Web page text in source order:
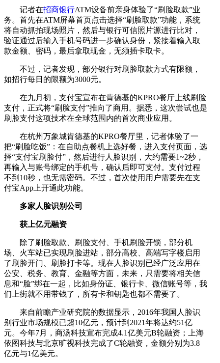
记者在招商银行ATM设备前亲身体验了“刷脸取款”业
务。首先在ATM屏幕首页点击选择“刷脸取款”功能，系统
将自动抓拍现场照片，然后与银行可信照片源进行比对，
验证通过后输入手机号码进一步确认身份，紧接着输入取
款金额、密码，最后拿取现金，无须插卡取卡。
不过，记者发现，部分银行对刷脸取款方式有限额，
如招行每日的限额为3000元。
在九月初，支付宝宣布在肯德基的KPRO餐厅上线刷脸
支付，正式将“刷脸支付”推向了商用。据悉，这次尝试也是
刷脸支付这项技术在全球范围内的首次商业应用。
在杭州万象城肯德基的KPRO餐厅里，记者体验了一
把“刷脸吃饭”：在自助点餐机上选好餐，进入支付页面，选
择“支付宝刷脸付”，然后进行人脸识别，大约需要1~2秒，
再输入与账号绑定的手机号，确认后即可支付。支付过程
不到10秒，也无需密码。不过，首次使用用户需要先在支
付宝App上开通此功能。
多家人脸识别公司
获上亿元融资
除了刷脸取款、刷脸支付、手机刷脸开锁，部分机
场、火车站已实现刷脸进站，部分高校、高端写字楼启用
了刷脸开门、刷脸打卡等。现在人脸识别已经广泛应用在
公安、税务、教育、金融等方面，未来，只需要将相关信
息和“脸”绑在一起，比如身份证、银行卡、微信账号等，我
们上街就不用带钱了，所有卡和钥匙也都不需要了。
来自前瞻产业研究院的数据显示，2016年我国人脸识
别行业市场规模已超10亿元，预计到2021年将达约51亿
元。今年7月，商汤科技宣布完成4.1亿美元B轮融资；上海
依图科技与北京旷视科技完成了C轮融资，金额分别为3.8
亿元与1亿美元。